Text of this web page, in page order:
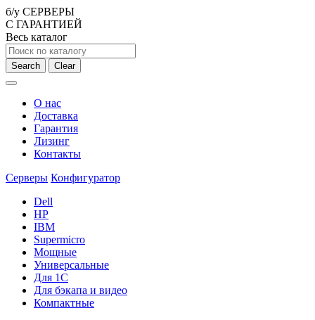
б/у СЕРВЕРЫ
С ГАРАНТИЕЙ
Весь каталог
Search Clear
О нас
Доставка
Гарантия
Лизинг
Контакты
Серверы Конфигуратор
Dell
HP
IBM
Supermicro
Мощные
Универсальные
Для 1С
Для бэкапа и видео
Компактные